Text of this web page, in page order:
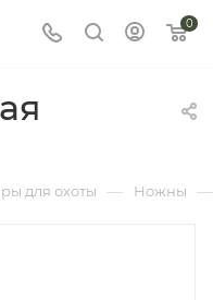
0
для охоты — Ножны —